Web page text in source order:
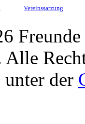
Vereinssatzung
Alle
der